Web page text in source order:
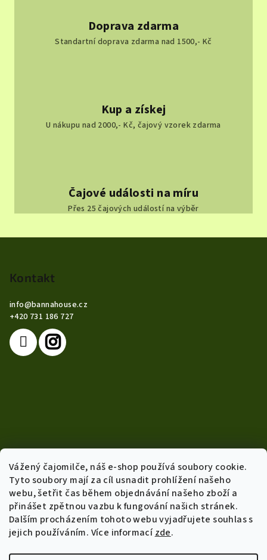
Vážený čajomilče, náš e-shop používá soubory cookie.
Tyto soubory mají za cíl usnadit prohlížení našeho
webu, šetřit čas během objednávání našeho zboží a
přinášet zpětnou vazbu k fungování našich stránek.
Dalším procházením tohoto webu vyjadřujete souhlas s
jejich používáním. Více informacízde.
Doprava zdarma
Standartní doprava zdarma nad 1500,- Kč
Kup a získej
U nákupu nad 2000,- Kč, čajový vzorek zdarma
Čajové události na míru
Přes 25 čajových událostí na výběr
Kontakt
info@bannahouse.cz
+420 731 186 727
Info
Obchodní podmínky